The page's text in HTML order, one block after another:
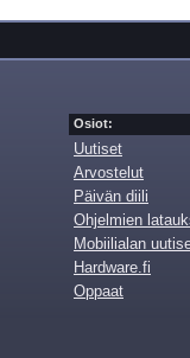
Osiot:
Uutiset
Arvostelut
Päivän diili
Ohjelmien
Mobiilialan
Hardware.fi
Oppaat